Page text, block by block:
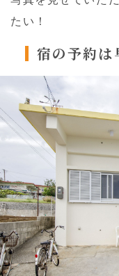
たい！
宿の予約は